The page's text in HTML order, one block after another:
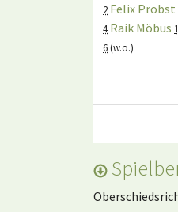
2 Felix Probst
4 Raik Möbus
6(w.o.)